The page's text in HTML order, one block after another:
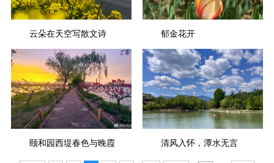
云朵在天空写散文诗 郁金花开
颐和园西堤春色与晚霞 清风入怀，潭水无言